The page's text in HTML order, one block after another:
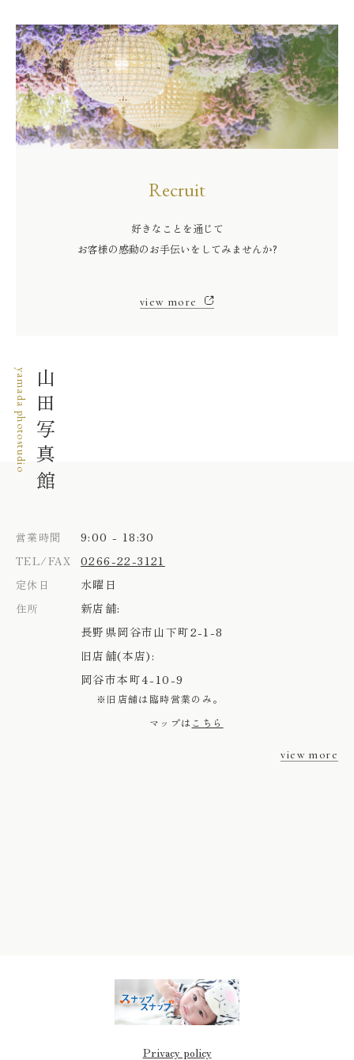
Recruit
好きなことを通じて
お客様の感動のお手伝いをしてみませんか?
view more
山田写真館
yamada photostudio
営業時間 9:00 - 18:30
TEL/FAX 0266-22-3121
定休日 水曜日
住所
新店舗:
長野県岡谷市山下町2-1-8
旧店舗(本店):
岡谷市本町4-10-9
※旧店舗は臨時営業のみ。
マップは こちら
view more
Privacy policy